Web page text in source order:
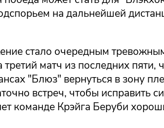
на дальнейшей
стало очередным
матч из последних пяти,
"Блюз" вернуться в зону
встреч, чтобы исправить
команде Крэйга Беруби